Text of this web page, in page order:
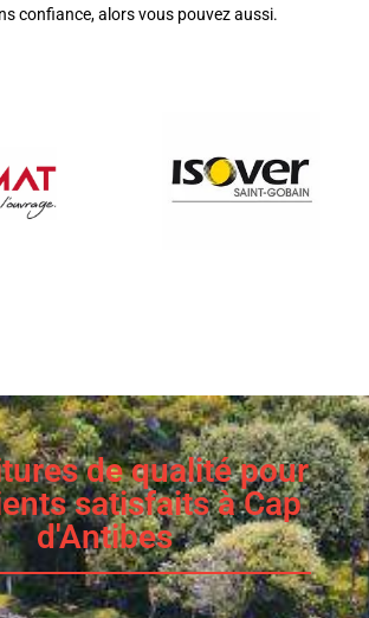
confiance, alors vous pouvez aussi.
de qualité pour
satisfaits à Cap
d'Antibes